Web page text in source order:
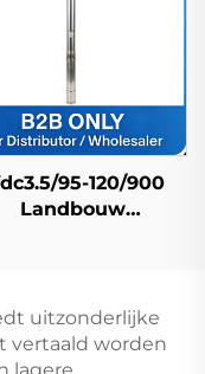
95-120/900
Landbouw
Gewasirrigatie
uitzonderlijke
vertaald worden